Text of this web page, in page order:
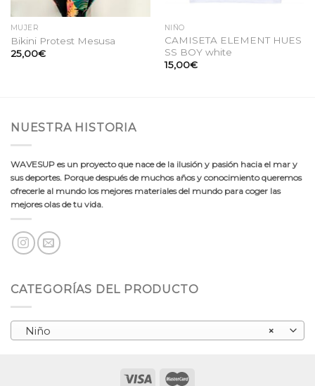
MUJER
Bikini Protest Mesusa
25,00€
NIÑO
CAMISETA ELEMENT HUES
SS BOY white
15,00€
NUESTRA HISTORIA
WAVESUP es un proyecto que nace de la ilusión y pasión hacia el mar y
sus deportes. Porque después de muchos años y conocimiento queremos
ofrecerle al mundo los mejores materiales del mundo para coger las
mejores olas de tu vida.
CATEGORÍAS DEL PRODUCTO
×
Niño